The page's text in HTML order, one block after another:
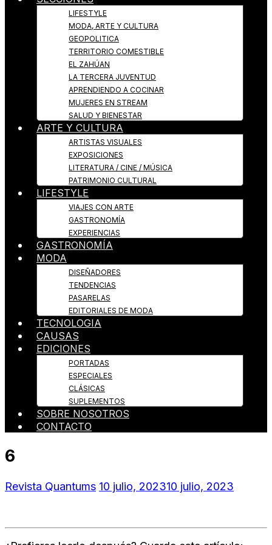
LIFESTYLE
MODA, ARTE Y CULTURA
GEOPOLITICA
TERRITORIO COMESTIBLE
EL ZAHÚAN
LA TERCERA JUVENTUD
APRENDIENDO A COCINAR
MUJERES EN STREAM
SALUD Y BIENESTAR
ARTE Y CULTURA
ARTISTAS VISUALES
EXPOSICIONES
LITERATURA / CINE / MÚSICA
PATRIMONIO CULTURAL
LIFESTYLE
VIAJES CON ARTE
GASTRONOMÍA
EXPERIENCIAS
GASTRONOMÍA
MODA
DISEÑADORES
TENDENCIAS
PASARELAS
EDITORIALES DE MODA
TECNOLOGIA
CAUSAS
EDICIONES
PORTADAS
ESPECIALES
CLÁSICAS
SUPLEMENTOS
SOBRE NOSOTROS
CONTACTO
6
Revista Quantums 10 julio, 202310 julio, 2023